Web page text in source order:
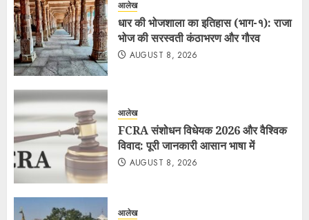
आलेख
धार की भोजशाला का इतिहास (भाग-१): राजा
भोज की सरस्वती कंठाभरण और गौरव
AUGUST 8, 2026
आलेख
FCRA संशोधन विधेयक 2026 और वैश्विक
विवाद: पूरी जानकारी आसान भाषा में
AUGUST 8, 2026
आलेख